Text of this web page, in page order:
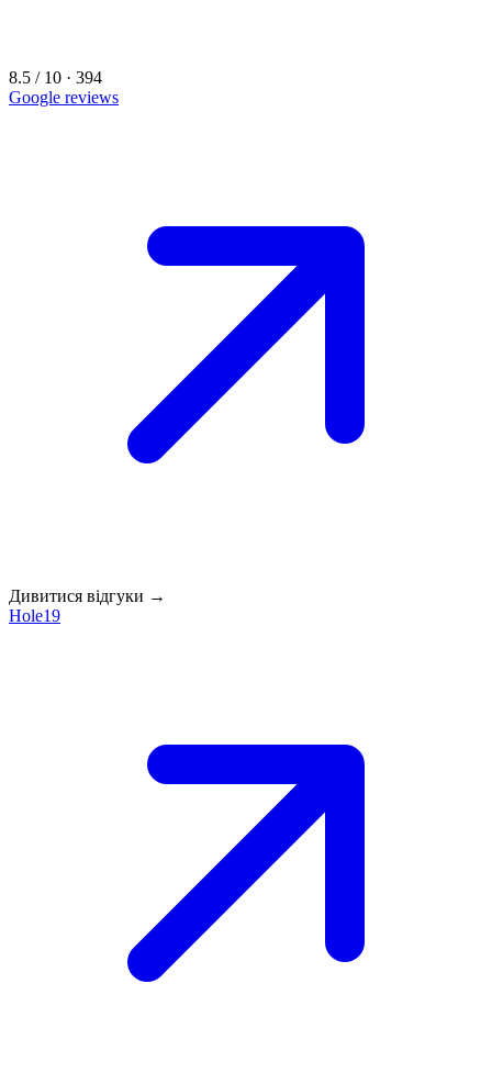
8.5 / 10 · 394
Google reviews
Дивитися відгуки →
Hole19